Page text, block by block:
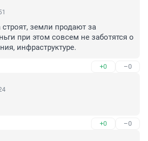
земли продают за
при этом совсем не заботятся о
инфраструктуре.
+0 –0
+0 –0